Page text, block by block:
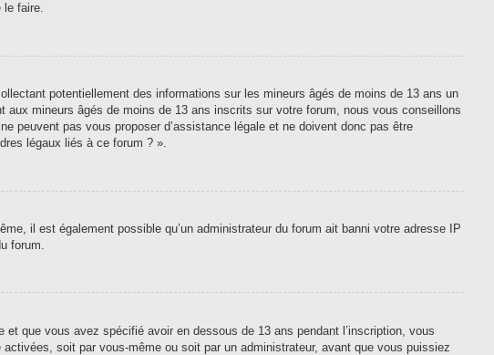
le faire.
potentiellement des informations sur les mineurs âgés de moins de 13 ans un
mineurs âgés de moins de 13 ans inscrits sur votre forum, nous vous conseillons
peuvent pas vous proposer d’assistance légale et ne doivent donc pas être
légaux liés à ce forum ? ».
il est également possible qu’un administrateur du forum ait banni votre adresse IP
forum.
que vous avez spécifié avoir en dessous de 13 ans pendant l’inscription, vous
soit par vous-même ou soit par un administrateur, avant que vous puissiez